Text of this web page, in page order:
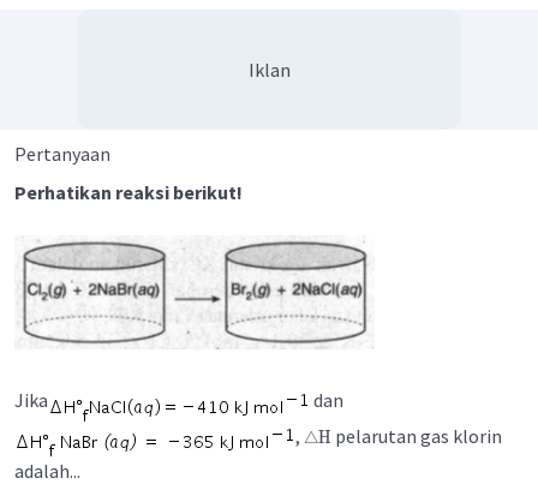
Iklan
Pertanyaan
Perhatikan reaksi berikut!
Jika
dan
, △H pelarutan gas klorin
adalah...